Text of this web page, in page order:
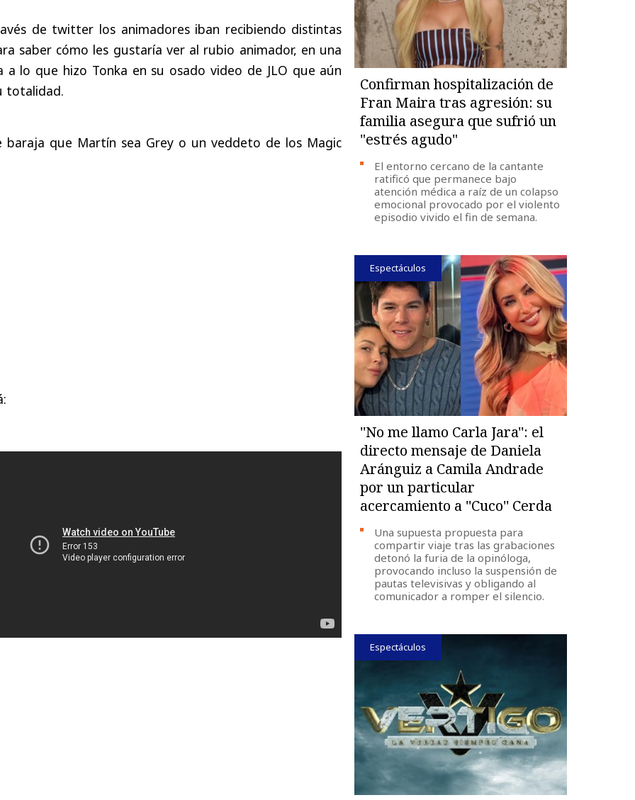
de twitter los animadores iban recibiendo distintas
saber cómo les gustaría ver al rubio animador, en una
a lo que hizo Tonka en su osado video de JLO que aún
totalidad.
baraja que Martín sea Grey o un veddeto de los Magic
Confirman hospitalización de
Fran Maira tras agresión: su
familia asegura que sufrió un
"estrés agudo"
El entorno cercano de la cantante
ratificó que permanece bajo
atención médica a raíz de un colapso
emocional provocado por el violento
episodio vivido el fin de semana.
Espectáculos
''No me llamo Carla Jara'': el
directo mensaje de Daniela
Aránguiz a Camila Andrade
por un particular
acercamiento a ''Cuco'' Cerda
Una supuesta propuesta para
compartir viaje tras las grabaciones
detonó la furia de la opinóloga,
provocando incluso la suspensión de
pautas televisivas y obligando al
comunicador a romper el silencio.
Espectáculos